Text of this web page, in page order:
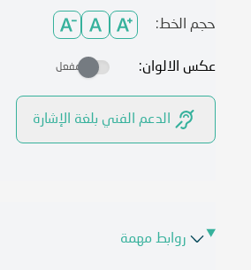
حجم الخط:
عكس الالوان: مفعل
الدعم الفني بلغة الإشارة
روابط مهمة